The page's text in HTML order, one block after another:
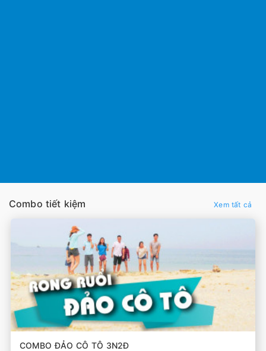
Combo tiết kiệm Xem tất cả
COMBO ĐẢO CÔ TÔ 3N2Đ